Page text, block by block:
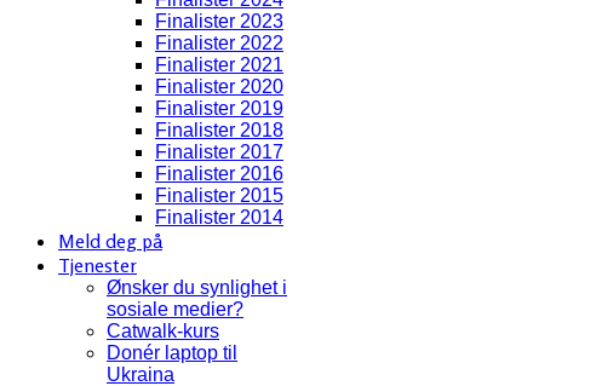
Finalister 2023
Finalister 2022
Finalister 2021
Finalister 2020
Finalister 2019
Finalister 2018
Finalister 2017
Finalister 2016
Finalister 2015
Finalister 2014
Meld deg på
Tjenester
Ønsker du synlighet i
sosiale medier?
Catwalk-kurs
Donér laptop til
Ukraina